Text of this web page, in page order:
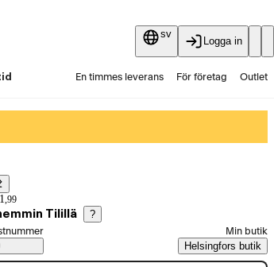
sv
Logga in
En timmes leverans För företag Outlet
,99
Tilillä ?
Min butik
Helsingfors butik